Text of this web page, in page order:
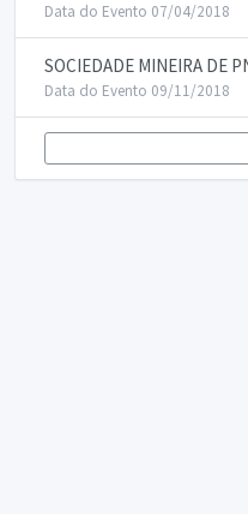
Data do Evento 07/04/2018
SOCIEDADE MINEIRA DE
Data do Evento 09/11/2018